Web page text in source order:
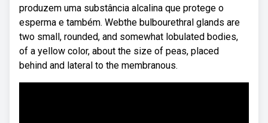
produzem uma substância alcalina que protege o
esperma e também. Webthe bulbourethral glands are
two small, rounded, and somewhat lobulated bodies,
of a yellow color, about the size of peas, placed
behind and lateral to the membranous.